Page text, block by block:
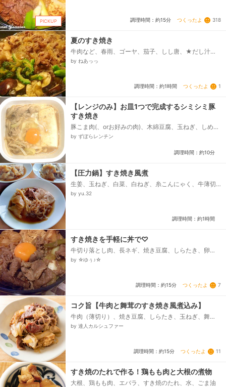
PICKUP 調理時間：約15分 つくったよ 318
夏のすき焼き
牛肉など、春雨、ゴーヤ、茄子、しし唐、★だし汁、
★醤油、★みりん、酒、砂糖、卵
by ねあっっ
調理時間：約1時間 つくったよ 1
【レンジのみ】お皿1つで完成するシミシミ豚
すき焼き
豚こま肉(、orお好みの肉)、木綿豆腐、玉ねぎ、しめ
じ、▪️下処理用、料理酒、米粉(or片栗粉)、▪️調味料、醤
by ずぼらレンチン
調理時間：約10分
【圧力鍋】すき焼き風煮
生姜、玉ねぎ、白菜、白ねぎ、糸こんにゃく、牛薄切
り肉、豆腐（木綿）、●醤油、●酒、●砂糖、●みり
by yu.32
調理時間：約1時間
すき焼きを手軽に丼で♡
牛切り落とし肉、長ネギ、焼き豆腐、しらたき、卵
黄、☆水、☆みりん、☆酒、☆醤油、☆顆粒だし
by ☆ゆぅ♪☆
調理時間：約15分 つくったよ 7
コク旨【牛肉と舞茸のすき焼き風煮込み】
牛肉（薄切り）、焼き豆腐、しらたき、玉ねぎ、舞
茸、牛脂（なければサラダ油で代用）、★水、★醤
by 達人カルシュファー
調理時間：約15分 つくったよ 11
すき焼のたれで作る！鶏もも肉と大根の煮物
大根、鶏もも肉、エバラ、すき焼のたれ、水、ごま油